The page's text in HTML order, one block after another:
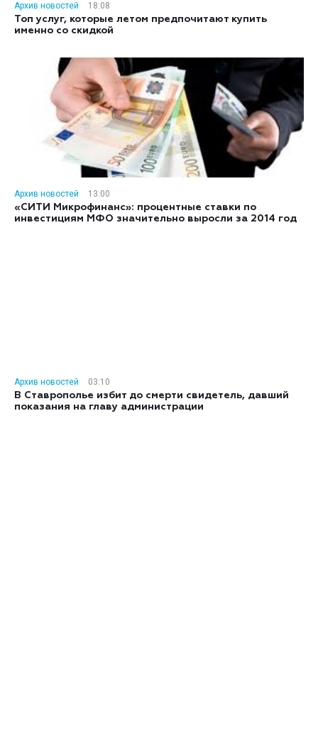
Архив новостей
18:08
Топ услуг, которые летом предпочитают купить
именно со скидкой
Архив новостей
13:00
«СИТИ Микрофинанс»: процентные ставки по
инвестициям МФО значительно выросли за 2014 год
Архив новостей
03:10
В Ставрополье избит до смерти свидетель, давший
показания на главу администрации